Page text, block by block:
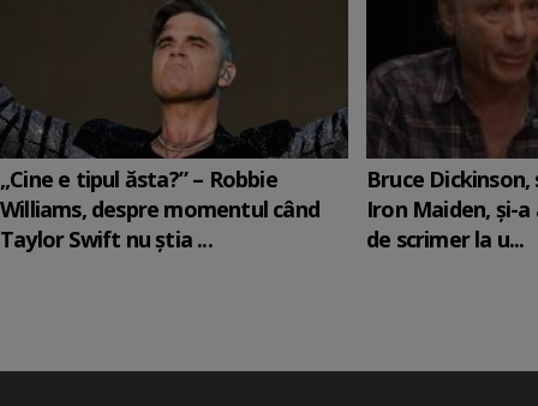
„Cine e tipul ăsta?” – Robbie
Williams, despre momentul când
Taylor Swift nu știa ...
Bruce
Iron Maiden, şi-
de scrimer la u...